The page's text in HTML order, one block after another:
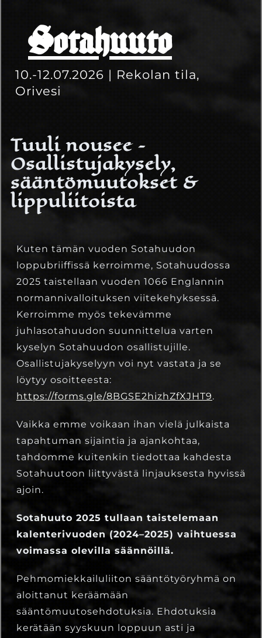
Sotahuuto
10.-12.07.2026 | Rekolan tila,
Orivesi
Tuuli nousee –
Osallistujakysely,
sääntömuutokset &
lippuliitoista
19.8.2024Severi Boesen
Kuten tämän vuoden Sotahuudon
loppubriiffissä kerroimme, Sotahuudossa
2025 taistellaan vuoden 1066 Englannin
normannivalloituksen viitekehyksessä.
Kerroimme myös tekevämme
juhlasotahuudon suunnittelua varten
kyselyn Sotahuudon osallistujille.
Osallistujakyselyyn voi nyt vastata ja se
löytyy osoitteesta:
https://forms.gle/8BGSE2hizhZfXJHT9.
Vaikka emme voikaan ihan vielä julkaista
tapahtuman sijaintia ja ajankohtaa,
tahdomme kuitenkin tiedottaa kahdesta
Sotahuutoon liittyvästä linjauksesta hyvissä
ajoin.
Sotahuuto 2025 tullaan taistelemaan
kalenterivuoden (2024–2025) vaihtuessa
voimassa olevilla säännöillä.
Pehmomiekkailuliiton sääntötyöryhmä on
aloittanut keräämään
sääntömuutosehdotuksia. Ehdotuksia
kerätään syyskuun loppuun asti ja